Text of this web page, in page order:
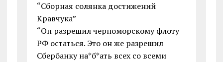
“Сборная солянка достижений
Кравчука”
“Он разрешил черноморскому флоту
РФ остаться. Это он же разрешил
Сбербанку на*б*ать всех со всеми